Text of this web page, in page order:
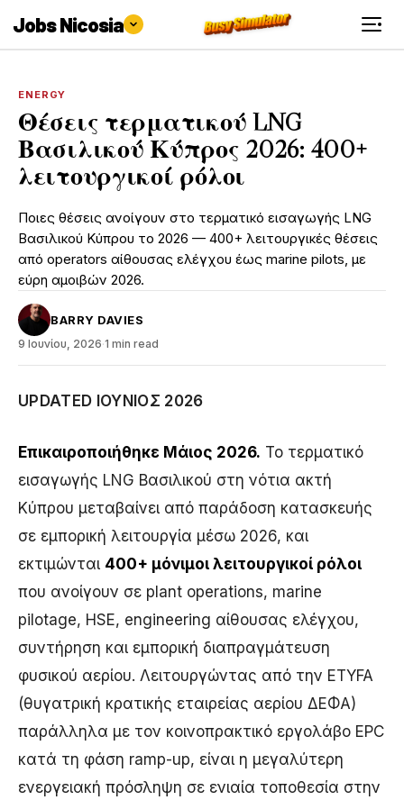
Jobs Nicosia
ENERGY
Θέσεις τερματικού LNG
Βασιλικού Κύπρος 2026: 400+
λειτουργικοί ρόλοι
Ποιες θέσεις ανοίγουν στο τερματικό εισαγωγής LNG
Βασιλικού Κύπρου το 2026 — 400+ λειτουργικές θέσεις
από operators αίθουσας ελέγχου έως marine pilots, με
εύρη αμοιβών 2026.
BARRY DAVIES
9 Ιουνίου, 2026·1 min read
UPDATED ΙΟΎΝΙΟΣ 2026
Επικαιροποιήθηκε Μάιος 2026. Το τερματικό
εισαγωγής LNG Βασιλικού στη νότια ακτή
Κύπρου μεταβαίνει από παράδοση κατασκευής
σε εμπορική λειτουργία μέσω 2026, και
εκτιμώνται 400+ μόνιμοι λειτουργικοί ρόλοι
που ανοίγουν σε plant operations, marine
pilotage, HSE, engineering αίθουσας ελέγχου,
συντήρηση και εμπορική διαπραγμάτευση
φυσικού αερίου. Λειτουργώντας από την ETYFA
(θυγατρική κρατικής εταιρείας αερίου ΔΕΦΑ)
παράλληλα με τον κοινοπρακτικό εργολάβο EPC
κατά τη φάση ramp-up, είναι η μεγαλύτερη
ενεργειακή πρόσληψη σε ενιαία τοποθεσία στην